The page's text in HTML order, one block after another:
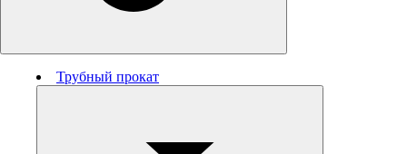
Трубный прокат